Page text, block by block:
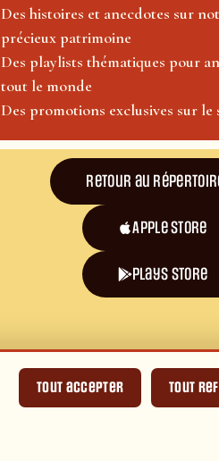
Tout accepter Tout
Des histoires et anecdotes sur
précieux patrimoine
Des playlists thématiques pour
tout le monde
Des promotions exclusives sur le
Retour au
Apple Store
plays store